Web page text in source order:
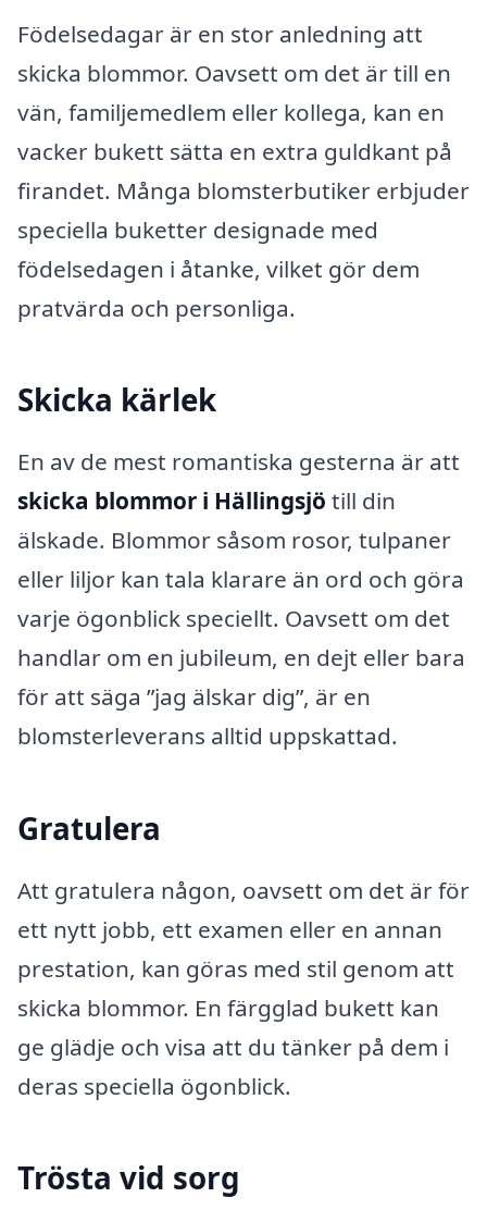
Födelsedagar är en stor anledning att
skicka blommor. Oavsett om det är till en
vän, familjemedlem eller kollega, kan en
vacker bukett sätta en extra guldkant på
firandet. Många blomsterbutiker erbjuder
speciella buketter designade med
födelsedagen i åtanke, vilket gör dem
pratvärda och personliga.
Skicka kärlek
En av de mest romantiska gesterna är att
skicka blommor i Hällingsjö till din
älskade. Blommor såsom rosor, tulpaner
eller liljor kan tala klarare än ord och göra
varje ögonblick speciellt. Oavsett om det
handlar om en jubileum, en dejt eller bara
för att säga ”jag älskar dig”, är en
blomsterleverans alltid uppskattad.
Gratulera
Att gratulera någon, oavsett om det är för
ett nytt jobb, ett examen eller en annan
prestation, kan göras med stil genom att
skicka blommor. En färgglad bukett kan
ge glädje och visa att du tänker på dem i
deras speciella ögonblick.
Trösta vid sorg